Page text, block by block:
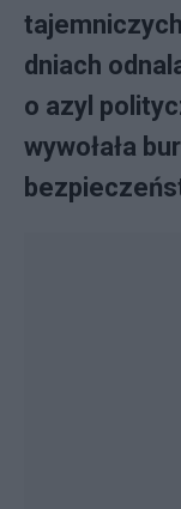
dniach
o azyl
wywołała